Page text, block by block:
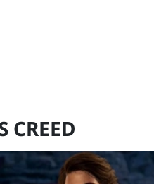
CREED